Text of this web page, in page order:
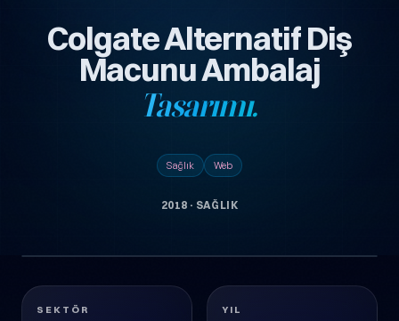
Colgate Alternatif Diş
Macunu Ambalaj
Tasarımı.
Sağlık Web
2018 · SAĞLIK
Sağlık 2018
COLGATE-ALTERNATIF-DIS-MACUNU-AMBALAJ-
SEKTÖR YIL